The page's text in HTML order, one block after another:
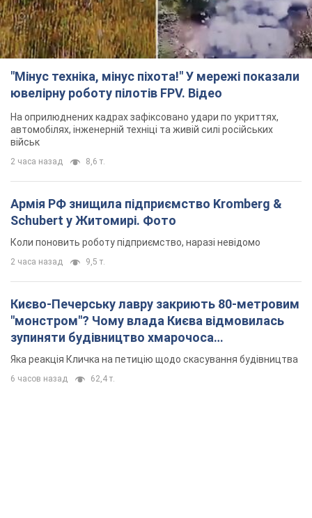
"Мінус техніка, мінус піхота!" У мережі показали
ювелірну роботу пілотів FPV. Відео
На оприлюднених кадрах зафіксовано удари по укриттях,
автомобілях, інженерній техніці та живій силі російських
військ
2 часа назад 8,6 т.
Армія РФ знищила підприємство Kromberg &
Schubert у Житомирі. Фото
Коли поновить роботу підприємство, наразі невідомо
2 часа назад 9,5 т.
Києво-Печерську лавру закриють 80-метровим
"монстром"? Чому влада Києва відмовилась
зупиняти будівництво хмарочоса
"московського вірянина"
Яка реакція Кличка на петицію щодо скасування будівництва
6 часов назад 62,4 т.